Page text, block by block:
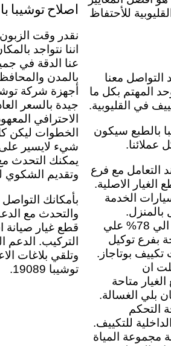
اصلاح توشيبا
نقدر وقت الزبون
اننا نتواجد
عنا الدقة في
بالمدن
أجهزة شركة
جيدة بالسعر
الاحترافي
الخطوات ليكن
شيء لايسير على
يمكنك التحدث مع
وتقديم الشكوي
بأمكانك التواصل
والتحدث مع
قطع غيار صيانة
التركيب. الدعم
وتلقي بلاغات
توشيبا 19089.
للأحتفاظ
التواصل معنا
الرقم الموحد المهتم بكل ما
في القليوبية.
بالطبع سيكون
عملائنا.
التعامل مع فرع
الغيار الاصلية.
الخدمة
بالمنزل.
لدينا اعلي نسبة صيانة واصلاح منزلي تصل الي 78% علي
بفرع توكيل
تكييف بوتاجاز.
ان
متاحة
بلي الغسالة.
التحكم
للتكييف.
مجموعة المياة